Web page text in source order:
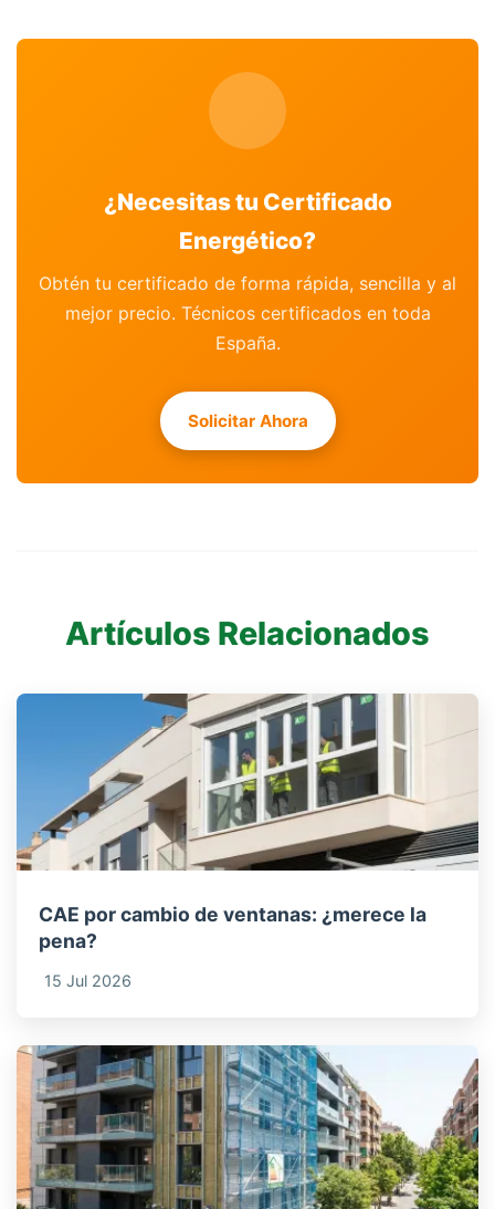
¿Necesitas tu Certificado
Energético?
Obtén tu certificado de forma rápida, sencilla y al
mejor precio. Técnicos certificados en toda
España.
Solicitar Ahora
Artículos Relacionados
CAE por cambio de ventanas: ¿merece la
pena?
15 Jul 2026